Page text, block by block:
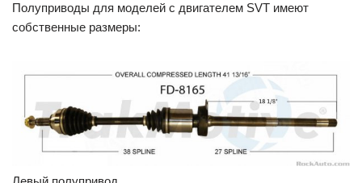
Полуприводы для моделей с двигателем SVT имеют
собственные размеры: